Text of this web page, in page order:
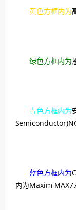
黄色方框内为
绿色方框内为
青色方框内为
蓝色方框内为
内为Maxim